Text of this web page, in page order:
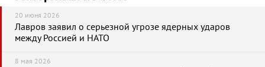
20 июня 2026
Лавров заявил о серьезной угрозе ядерных ударов
между Россией и НАТО
8 мая 2026